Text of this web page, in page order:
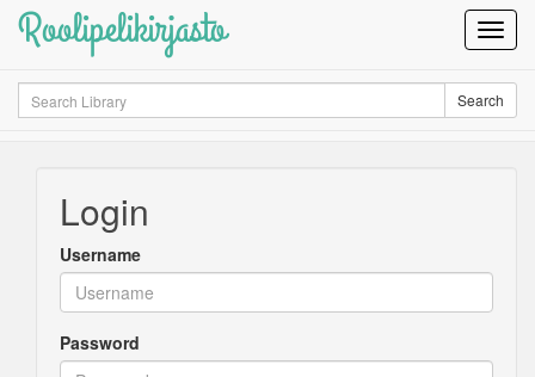
Roolipelikirjasto
Search Search
Login
Username
Password